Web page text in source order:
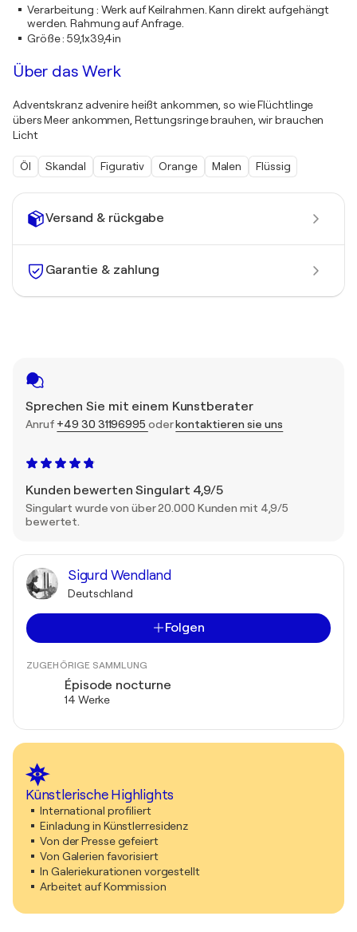
Versand & rückgabe
Garantie & zahlung
Sprechen Sie mit einem Kunstberater
Anruf +49 30 31196995 oderkontaktieren sie uns
Kunden bewerten Singulart 4,9/5
Singulart wurde von über 20.000 Kunden mit 4,9/5
bewertet.
Sigurd Wendland
Deutschland
Folgen
ZUGEHÖRIGE SAMMLUNG
Épisode nocturne
14 Werke
Künstlerische Highlights
International profiliert
Einladung in Künstlerresidenz
Von der Presse gefeiert
Von Galerien favorisiert
In Galeriekurationen vorgestellt
Arbeitet auf Kommission
Verarbeitung : Werk auf Keilrahmen. Kann direkt aufgehängt
werden. Rahmung auf Anfrage.
Größe:59,1x39,4in
Über das Werk
Adventskranz advenire heißt ankommen, so wie Flüchtlinge
übers Meer ankommen, Rettungsringe brauhen, wir brauchen
Licht
Öl Skandal Figurativ Orange Malen Flüssig